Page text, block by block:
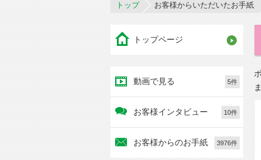
トップ お客様からいただいたお手紙
トップページ
動画で見る 5件
お客様インタビュー 10件
お客様からのお手紙 3976件